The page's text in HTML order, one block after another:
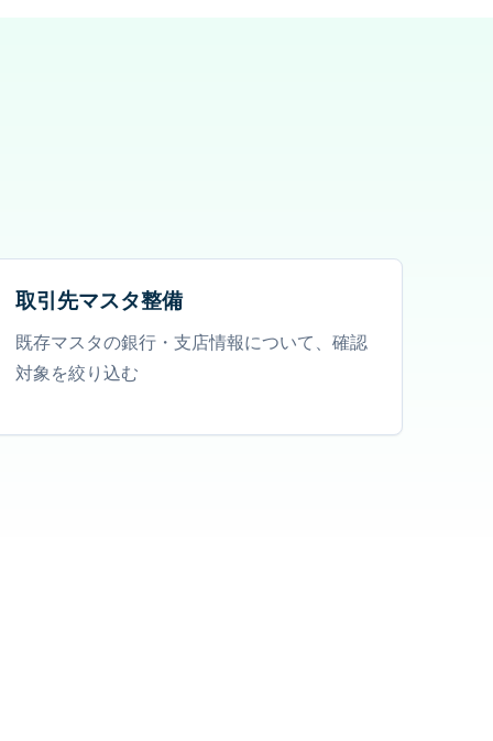
取引先マスタ整備
既存マスタの銀行・支店情報について、確認
対象を絞り込む